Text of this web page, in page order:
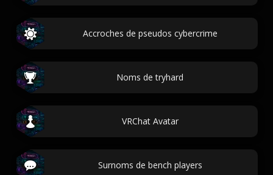
Accroches de pseudos cybercrime
Noms de tryhard
VRChat Avatar
Surnoms de bench players